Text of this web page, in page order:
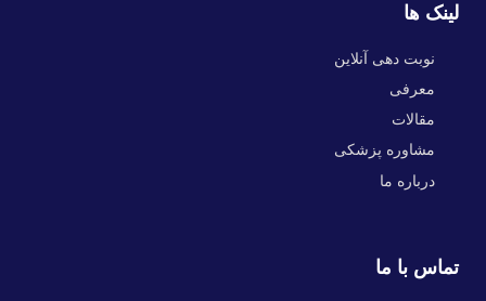
لینک ها
نوبت دهی آنلاین
معرفی
مقالات
مشاوره پزشکی
درباره ما
تماس با ما